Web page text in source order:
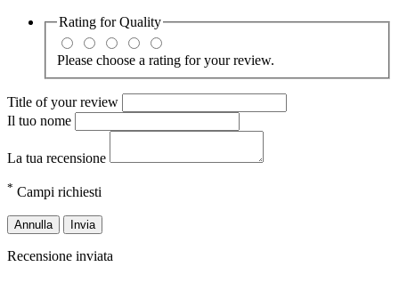
Rating forQuality
Please choose a rating for your review.
Title of your review
Il tuo nome
La tua recensione
* Campi richiesti
Annulla Invia
Recensione inviata